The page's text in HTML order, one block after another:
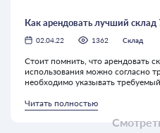
Как арендовать лучший склад
02.04.22 1362 Склад
Стоит помнить, что арендовать
использования можно согласно
необходимо указывать
Читать полностью